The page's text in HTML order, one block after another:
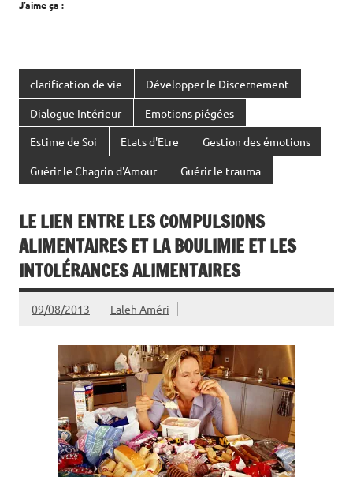
J’aime ça :
clarification de vie Développer le Discernement
Dialogue Intérieur Emotions piégées
Estime de Soi Etats d'Etre Gestion des émotions
Guérir le Chagrin d'Amour Guérir le trauma
LE LIEN ENTRE LES COMPULSIONS
ALIMENTAIRES ET LA BOULIMIE ET LES
INTOLÉRANCES ALIMENTAIRES
09/08/2013 Laleh Améri